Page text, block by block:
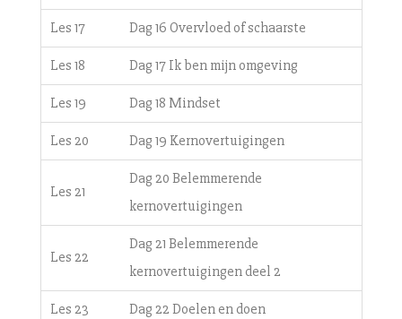
Les 17 Dag 16 Overvloed of schaarste
Les 18 Dag 17 Ik ben mijn omgeving
Les 19 Dag 18 Mindset
Les 20 Dag 19 Kernovertuigingen
Les 21
Dag 20 Belemmerende
kernovertuigingen
Les 22
Dag 21 Belemmerende
kernovertuigingen deel 2
Les 23 Dag 22 Doelen en doen